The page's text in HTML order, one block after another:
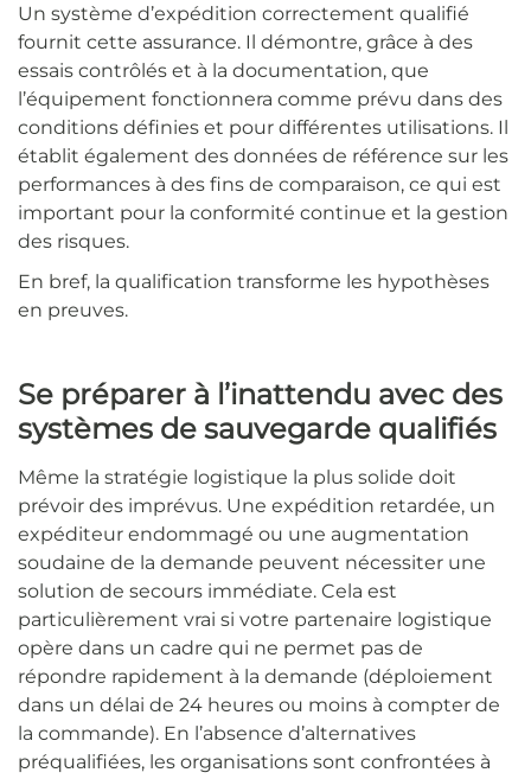
Un système d’expédition correctement qualifié
fournit cette assurance. Il démontre, grâce à des
essais contrôlés et à la documentation, que
l’équipement fonctionnera comme prévu dans des
conditions définies et pour différentes utilisations. Il
établit également des données de référence sur les
performances à des fins de comparaison, ce qui est
important pour la conformité continue et la gestion
des risques.
En bref, la qualification transforme les hypothèses
en preuves.
Se préparer à l’inattendu avec des
systèmes de sauvegarde qualifiés
Même la stratégie logistique la plus solide doit
prévoir des imprévus. Une expédition retardée, un
expéditeur endommagé ou une augmentation
soudaine de la demande peuvent nécessiter une
solution de secours immédiate. Cela est
particulièrement vrai si votre partenaire logistique
opère dans un cadre qui ne permet pas de
répondre rapidement à la demande (déploiement
dans un délai de 24 heures ou moins à compter de
la commande). En l’absence d’alternatives
préqualifiées, les organisations sont confrontées à